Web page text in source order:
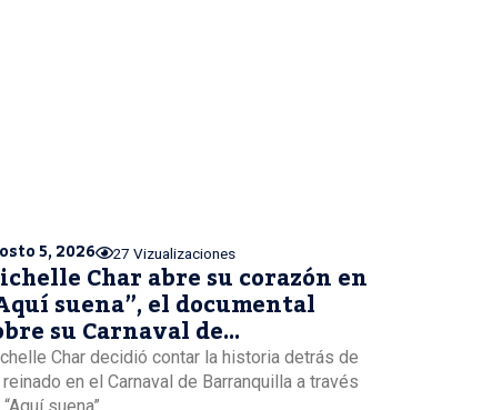
5, 2026 27 Vizualizaciones
Char abre su corazón en
suena”, el documental
su Carnaval de
Char decidió contar la historia detrás de
reinado en el Carnaval de Barranquilla a través